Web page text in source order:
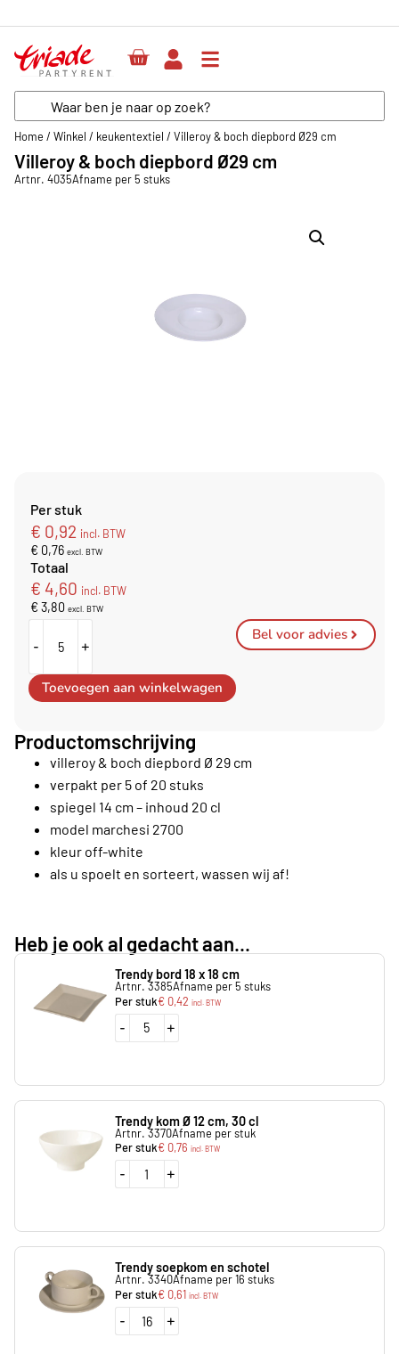
Home / Winkel / keukentextiel / Villeroy & boch diepbord Ø29 cm
Villeroy & boch diepbord Ø29 cm
Artnr. 4035Afname per 5 stuks
Per stuk
€ 0,92 incl. BTW
€ 0,76 excl. BTW
Totaal
€ 4,60 incl. BTW
€ 3,80 excl. BTW
- +
Toevoegen aan winkelwagen
Bel voor advies
Productomschrijving
villeroy & boch diepbord Ø 29 cm
verpakt per 5 of 20 stuks
spiegel 14 cm – inhoud 20 cl
model marchesi 2700
kleur off-white
als u spoelt en sorteert, wassen wij af!
Heb je ook al gedacht aan...
Trendy bord 18 x 18 cm
Artnr. 3385Afname per 5 stuks
Per stuk€ 0,42 incl. BTW
- +
Trendy kom Ø 12 cm, 30 cl
Artnr. 3370Afname per stuk
Per stuk€ 0,76 incl. BTW
- +
Trendy soepkom en schotel
Artnr. 3340Afname per 16 stuks
Per stuk€ 0,61 incl. BTW
- +